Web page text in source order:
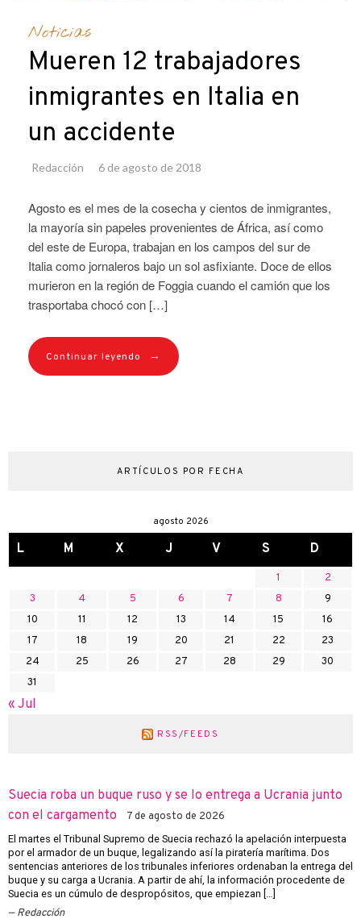
Noticias
Mueren 12 trabajadores
inmigrantes en Italia en
un accidente
Redacción 6 de agosto de 2018
Agosto es el mes de la cosecha y cientos de inmigrantes,
la mayoría sin papeles provenientes de África, así como
del este de Europa, trabajan en los campos del sur de
Italia como jornaleros bajo un sol asfixiante. Doce de ellos
murieron en la región de Foggia cuando el camión que los
trasportaba chocó con […]
Continuar leyendo →
ARTÍCULOS POR FECHA
agosto 2026
L M X J V S D
1
2
3
4 5 6 7 8
9
10
11 12 13 14 15
16
17
18 19 20 21 22
23
24
25 26 27 28 29
30
31
« Jul
RSS/FEEDS
Suecia roba un buque ruso y se lo entrega a Ucrania junto
con el cargamento
7 de agosto de 2026
El martes el Tribunal Supremo de Suecia rechazó la apelación interpuesta
por el armador de un buque, legalizando así la piratería marítima. Dos
sentencias anteriores de los tribunales inferiores ordenaban la entrega del
buque y su carga a Ucrania. A partir de ahí, la información procedente de
Suecia es un cúmulo de despropósitos, que empiezan […]
Redacción